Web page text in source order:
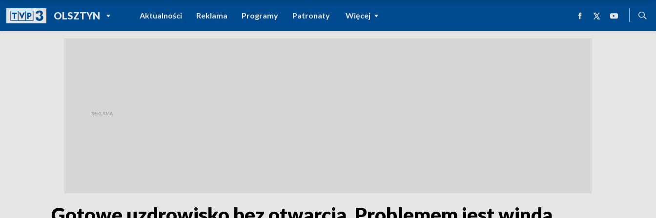
OLSZTYNPOWRÓT DO
TVP REGIONY
Aktualności Reklama Programy Patronaty Więcej